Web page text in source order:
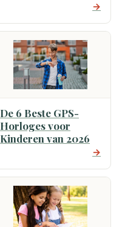
→
De 6 Beste GPS-
Horloges voor
Kinderen van 2026
→